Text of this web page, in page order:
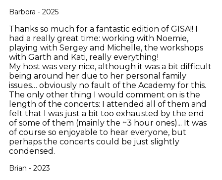
Barbora - 2025
Thanks so much for a fantastic edition of GISA!! I
had a really great time: working with Noemie,
playing with Sergey and Michelle, the workshops
with Garth and Kati, really everything!
My host was very nice, although it was a bit difficult
being around her due to her personal family
issues… obviously no fault of the Academy for this.
The only other thing I would comment on is the
length of the concerts: I attended all of them and
felt that I was just a bit too exhausted by the end
of some of them (mainly the ~3 hour ones)... It was
of course so enjoyable to hear everyone, but
perhaps the concerts could be just slightly
condensed.
Brian - 2023